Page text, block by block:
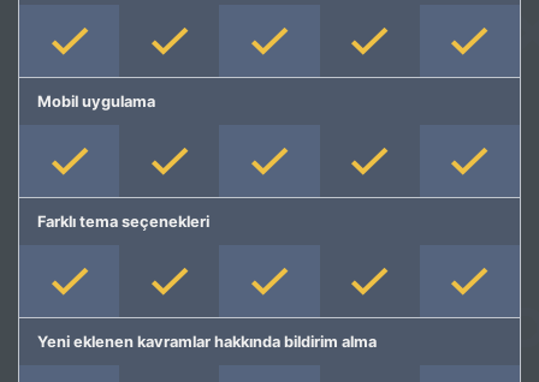
Mobil uygulama
Farklı tema seçenekleri
Yeni eklenen kavramlar hakkında bildirim alma